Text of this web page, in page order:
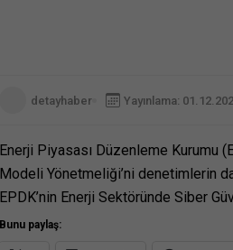
detayhaber Yayınlama:
Enerji Piyasası Düzenleme Kurumu
Modeli Yönetmeliği’ni denetimlerin
EPDK’nin Enerji Sektöründe Siber
Bunu paylaş: